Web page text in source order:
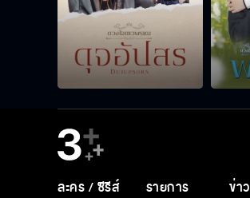
ละคร / ซีรีส์ รายการ ข่าว